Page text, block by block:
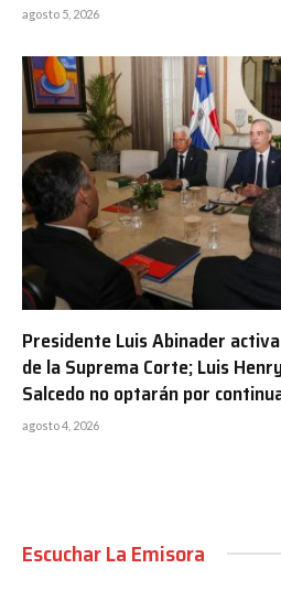
agosto 5, 2026
Presidente Luis Abinader
de la Suprema Corte; Luis
Salcedo no optarán por
agosto 4, 2026
Escuchar La Emisora